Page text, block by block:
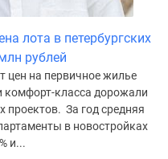
лота в петербургских
рублей
цен на первичное жилье
комфорт-класса дорожали
проектов. За год средняя
в новостройках
и...